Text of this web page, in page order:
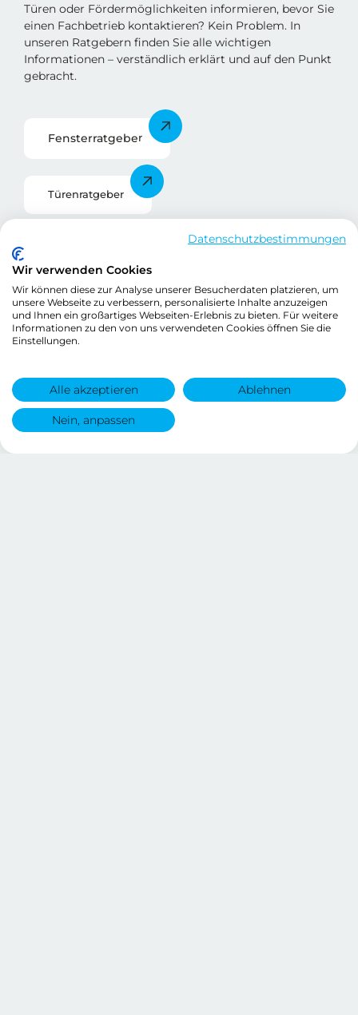
Datenschutzbestimmungen
Wir verwenden Cookies
Wir können diese zur Analyse unserer Besucherdaten platzieren, um
unsere Webseite zu verbessern, personalisierte Inhalte anzuzeigen
und Ihnen ein großartiges Webseiten-Erlebnis zu bieten. Für weitere
Informationen zu den von uns verwendeten Cookies öffnen Sie die
Einstellungen.
Alle akzeptieren Ablehnen
Nein, anpassen
Türen oder Fördermöglichkeiten informieren, bevor Sie
einen Fachbetrieb kontaktieren? Kein Problem. In
unseren Ratgebern finden Sie alle wichtigen
Informationen – verständlich erklärt und auf den Punkt
gebracht.
Fensterratgeber
Türenratgeber